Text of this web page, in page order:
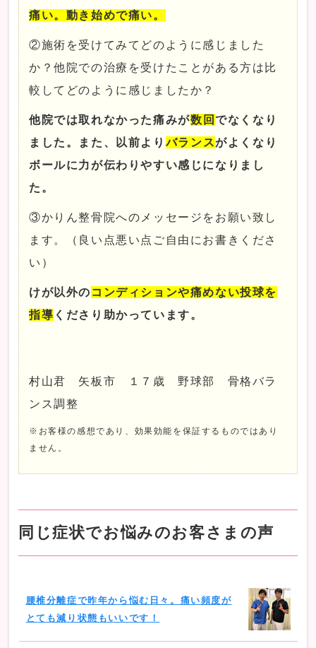
痛い。動き始めで痛い。
②施術を受けてみてどのように感じました
か？他院での治療を受けたことがある方は比
較してどのように感じましたか？
他院では取れなかった痛みが数回でなくなり
ました。また、以前よりバランスがよくなり
ボールに力が伝わりやすい感じになりまし
た。
③かりん整骨院へのメッセージをお願い致し
ます。（良い点悪い点ご自由にお書きくださ
い）
けが以外の コンディションや痛めない投球を
指導 くださり助かっています。
村山君 矢板市 １７歳 野球部 骨格バラ
ンス調整
※お客様の感想であり、効果効能を保証するものではあり
ません。
同じ症状でお悩みのお客さまの声
腰椎分離症で昨年から悩む日々。痛い頻度が
とても減り状態もいいです！